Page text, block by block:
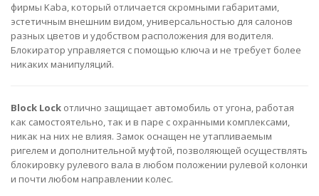
фирмы Kaba, который отличается скромными габаритами,
эстетичным внешним видом, универсальностью для салонов
разных цветов и удобством расположения для водителя.
Блокиратор управляется с помощью ключа и не требует более
никаких манипуляций.
Block Lock отлично защищает автомобиль от угона, работая
как самостоятельно, так и в паре с охранными комплексами,
никак на них не влияя. Замок оснащен не утапливаемым
ригелем и дополнительной муфтой, позволяющей осуществлять
блокировку рулевого вала в любом положении рулевой колонки
и почти любом направлении колес.